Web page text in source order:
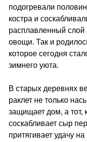
подогревали
костра и
расплавленный слой
овощи. Так и
которое сегодня
зимнего уюта.
В старых деревнях
раклет не только
защищает дом, а тот,
соскабливает сыр
притягивает удачу